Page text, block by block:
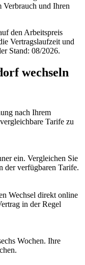
Verbrauch und Ihren
den Arbeitspreis
Vertragslaufzeit und
Stand: 08/2026.
wechseln
nach Ihrem
Tarife zu
ein. Vergleichen Sie
der verfügbaren Tarife.
Wechsel direkt online
in der Regel
Wochen. Ihre